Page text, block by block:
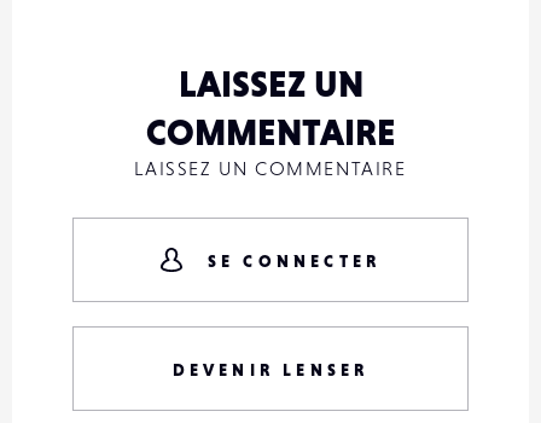
LAISSEZ UN
COMMENTAIRE
LAISSEZ UN COMMENTAIRE
SE CONNECTER
DEVENIR LENSER